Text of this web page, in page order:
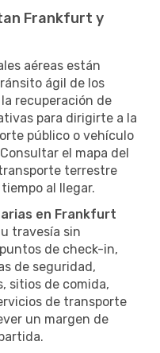
Frankfurt y
aéreas están
ágil de los
recuperación de
para dirigirte a la
público o vehículo
el mapa del
terrestre
al llegar.
en Frankfurt
travesía sin
de check-in,
de seguridad,
sitios de comida,
de transporte
un margen de